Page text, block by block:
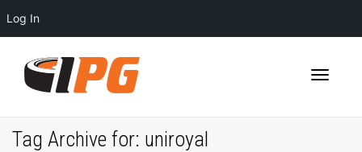
Log In
Tag Archive for: uniroyal